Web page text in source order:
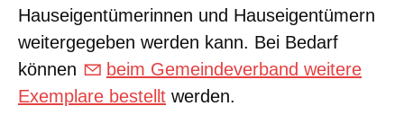
Hauseigentümerinnen und Hauseigentümern
weitergegeben werden kann. Bei Bedarf
können
beim Gemeindeverband weitere
Exemplare bestellt werden.